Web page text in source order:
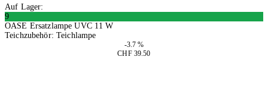
Auf Lager:
9
OASE Ersatzlampe UVC 11 W
Teichzubehör: Teichlampe
-3.7 %
CHF 39.50